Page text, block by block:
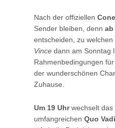
Nach der offiziellen
Sender bleiben, denn ab
entscheiden, zu
Vince dann am Sonntag
Rahmenbedingungen
der wunderschönen
Zuhause.
Um 19 Uhrwechselt das
umfangreichen Quo